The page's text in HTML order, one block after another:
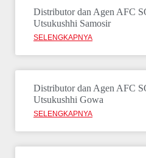
Distributor dan Agen AFC
Utsukushhi Samosir
SELENGKAPNYA
Distributor dan Agen AFC
Utsukushhi Gowa
SELENGKAPNYA